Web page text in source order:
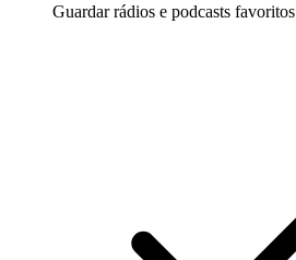
Guardar rádios e podcasts favoritos